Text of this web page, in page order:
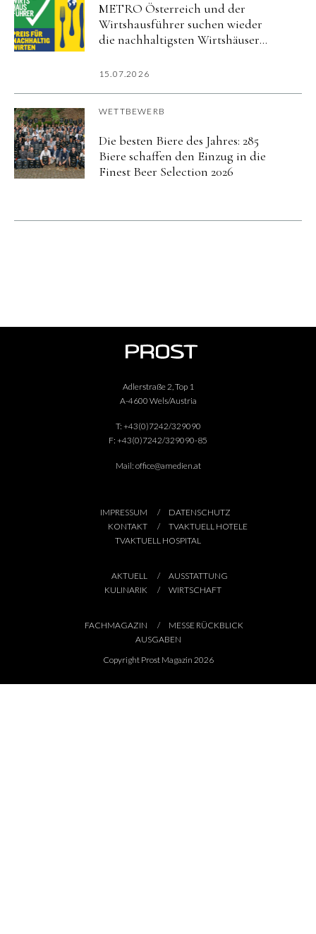
METRO Österreich und der
Wirtshausführer suchen wieder
die nachhaltigsten Wirtshäuser
15.07.2026
WETTBEWERB
Die besten Biere des Jahres: 285
Biere schaffen den Einzug in die
Finest Beer Selection 2026
Adlerstraße 2, Top 1
A-4600 Wels/Austria
T: +43(0)7242/329090
F: +43(0)7242/329090-85
Mail: office@amedien.at
IMPRESSUM
DATENSCHUTZ
KONTAKT
TVAKTUELL HOTELE
TVAKTUELL HOSPITAL
AKTUELL
AUSSTATTUNG
KULINARIK
WIRTSCHAFT
FACHMAGAZIN
MESSE RÜCKBLICK
AUSGABEN
Copyright Prost Magazin 2026